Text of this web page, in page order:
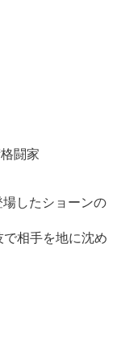
闘家
したショーンの
相手を地に沈め